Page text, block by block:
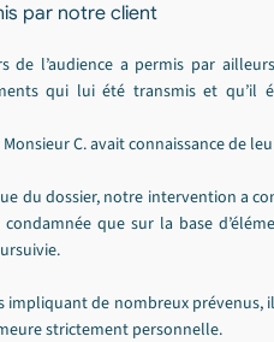
par notre client
de l’audience a permis par
qui lui été transmis et qu’il
C. avait connaissance de
du dossier, notre intervention a
que sur la base
impliquant de nombreux
strictement personnelle.